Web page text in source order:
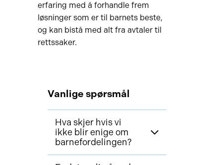
erfaring med å forhandle frem
løsninger som er til barnets beste,
og kan bistå med alt fra avtaler til
rettssaker.
Vanlige spørsmål
Hva skjer hvis vi
ikke blir enige om
barnefordelingen?